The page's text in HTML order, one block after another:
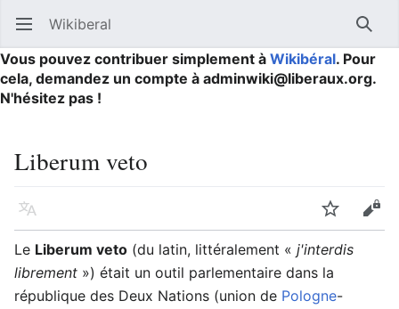
Ouvrir le menu principal Wikiberal
Vous pouvez contribuer simplement à Wikibéral. Pour
cela, demandez un compte à adminwiki@liberaux.org.
N'hésitez pas !
Liberum veto
Langue Suivre
Le Liberum veto (du latin, littéralement « j'interdis
librement ») était un outil parlementaire dans la
république des Deux Nations (union de Pologne-